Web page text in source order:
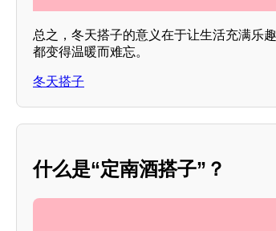
总之，冬天搭子的意义在于让生活充满乐
都变得温暖而难忘。
冬天搭子
什么是“定南酒搭子”？